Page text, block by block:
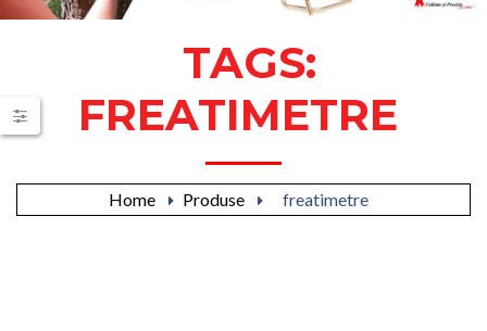
TAGS:
FREATIMETRE
Home Produse freatimetre